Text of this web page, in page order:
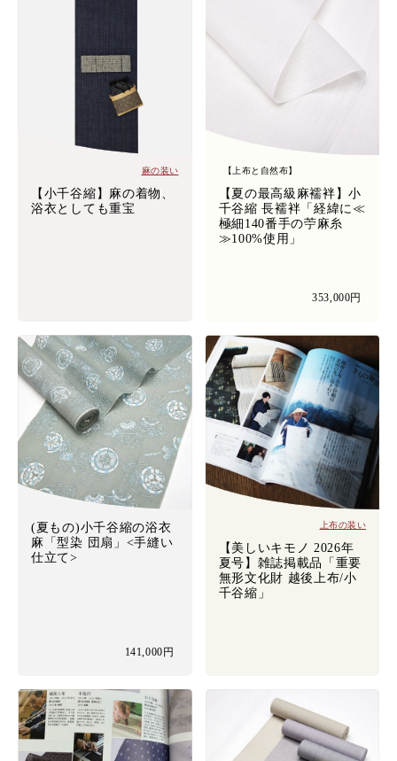
麻の装い
【小千谷縮】麻の着物、
浴衣としても重宝
【上布と自然布】
【夏の最高級麻襦袢】小
千谷縮 長襦袢「経緯に≪
極細140番手の苧麻糸
≫100%使用」
353,000円
(夏もの)小千谷縮の浴衣
麻「型染 団扇」<手縫い
仕立て>
141,000円
上布の装い
【美しいキモノ 2026年
夏号】雑誌掲載品「重要
無形文化財 越後上布/小
千谷縮」